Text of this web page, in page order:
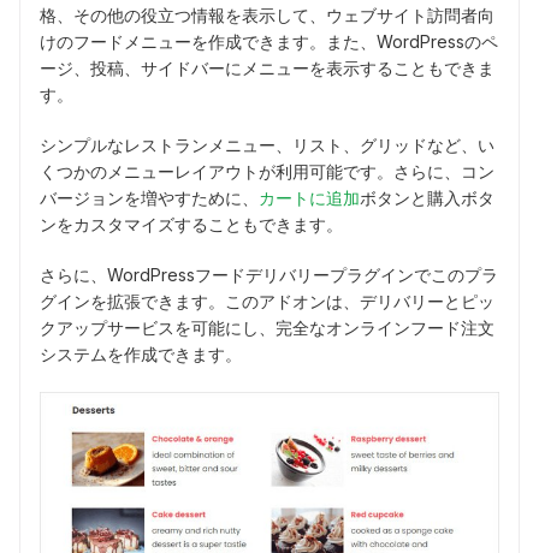
格、その他の役立つ情報を表示して、ウェブサイト訪問者向
けのフードメニューを作成できます。また、WordPressのペ
ージ、投稿、サイドバーにメニューを表示することもできま
す。
シンプルなレストランメニュー、リスト、グリッドなど、い
くつかのメニューレイアウトが利用可能です。さらに、コン
バージョンを増やすために、 カートに追加ボタンと購入ボタ
ンをカスタマイズすることもできます。
さらに、WordPressフードデリバリープラグインでこのプラ
グインを拡張できます。このアドオンは、デリバリーとピッ
クアップサービスを可能にし、完全なオンラインフード注文
システムを作成できます。